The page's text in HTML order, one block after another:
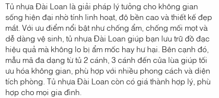
Tủ nhựa Đài Loan là giải pháp lý tưởng cho không gian
sống hiện đại nhờ tính linh hoạt, độ bền cao và thiết kế đẹp
mắt. Với ưu điểm nổi bật như chống ẩm, chống mối mọt và
dễ dàng vệ sinh, tủ nhựa Đài Loan giúp bạn lưu trữ đồ đạc
hiệu quả mà không lo bị ẩm mốc hay hư hại. Bên cạnh đó,
mẫu mã đa dạng từ tủ 2 cánh, 3 cánh đến cửa lùa giúp tối
ưu hóa không gian, phù hợp với nhiều phong cách và diện
tích phòng. Tủ nhựa Đài Loan còn có giá thành hợp lý, phù
hợp cho mọi gia đình.